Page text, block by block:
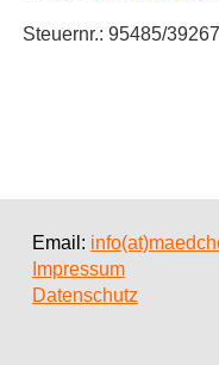
Steuernr.: 95485/39267
Email:
Impressum
Datenschutz